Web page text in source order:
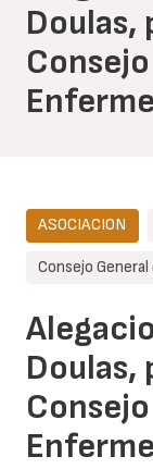
Doulas,
Doulas,
ASOCIACION
Consejo